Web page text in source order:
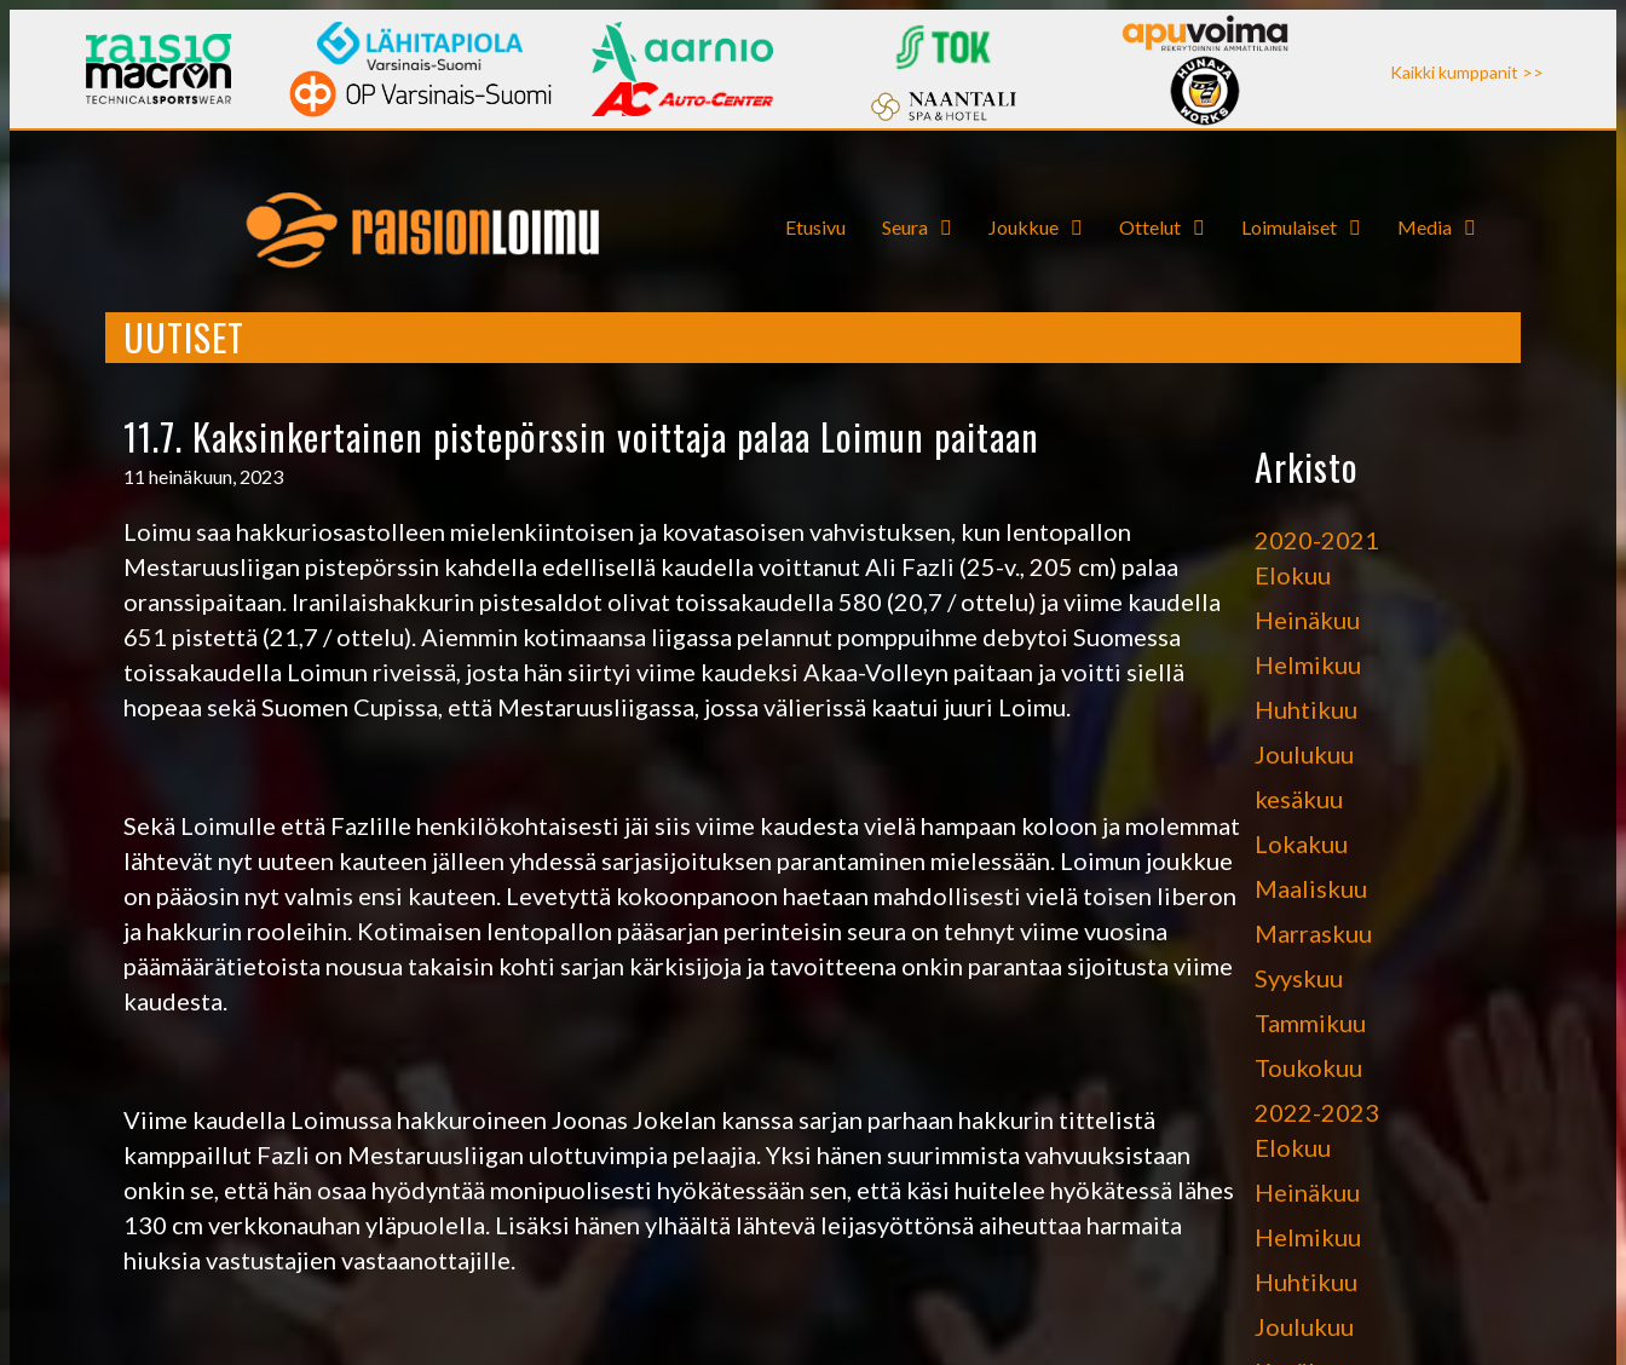
Kaikki kumppanit >>
Etusivu Seura Joukkue Ottelut Loimulaiset Media
UUTISET
11.7. Kaksinkertainen pistepörssin voittaja palaa Loimun paitaan
11 heinäkuun, 2023
Loimu saa hakkuriosastolleen mielenkiintoisen ja kovatasoisen vahvistuksen, kun lentopallon
Mestaruusliigan pistepörssin kahdella edellisellä kaudella voittanut Ali Fazli (25-v., 205 cm) palaa
oranssipaitaan. Iranilaishakkurin pistesaldot olivat toissakaudella 580 (20,7 / ottelu) ja viime kaudella
651 pistettä (21,7 / ottelu). Aiemmin kotimaansa liigassa pelannut pomppuihme debytoi Suomessa
toissakaudella Loimun riveissä, josta hän siirtyi viime kaudeksi Akaa-Volleyn paitaan ja voitti siellä
hopeaa sekä Suomen Cupissa, että Mestaruusliigassa, jossa välierissä kaatui juuri Loimu.
Sekä Loimulle että Fazlille henkilökohtaisesti jäi siis viime kaudesta vielä hampaan koloon ja molemmat
lähtevät nyt uuteen kauteen jälleen yhdessä sarjasijoituksen parantaminen mielessään. Loimun joukkue
on pääosin nyt valmis ensi kauteen. Levetyttä kokoonpanoon haetaan mahdollisesti vielä toisen liberon
ja hakkurin rooleihin. Kotimaisen lentopallon pääsarjan perinteisin seura on tehnyt viime vuosina
päämäärätietoista nousua takaisin kohti sarjan kärkisijoja ja tavoitteena onkin parantaa sijoitusta viime
kaudesta.
Viime kaudella Loimussa hakkuroineen Joonas Jokelan kanssa sarjan parhaan hakkurin tittelistä
kamppaillut Fazli on Mestaruusliigan ulottuvimpia pelaajia. Yksi hänen suurimmista vahvuuksistaan
onkin se, että hän osaa hyödyntää monipuolisesti hyökätessään sen, että käsi huitelee hyökätessä lähes
130 cm verkkonauhan yläpuolella. Lisäksi hänen ylhäältä lähtevä leijasyöttönsä aiheuttaa harmaita
hiuksia vastustajien vastaanottajille.
Arkisto
2020-2021
Elokuu
Heinäkuu
Helmikuu
Huhtikuu
Joulukuu
kesäkuu
Lokakuu
Maaliskuu
Marraskuu
Syyskuu
Tammikuu
Toukokuu
2022-2023
Elokuu
Heinäkuu
Helmikuu
Huhtikuu
Joulukuu